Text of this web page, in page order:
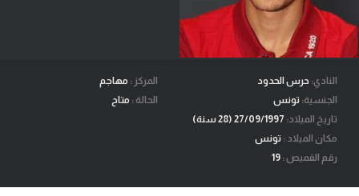
مباريات
ميركاتو
فانتازي في الجول
مسابقة التوقعات
فيديوهات
النادي: حرس الحدود
الجنسية: تونس
تاريخ الميلاد:
مكان الميلاد : تونس
رقم القميص :
المركز : مهاجم
الحالة : متاح